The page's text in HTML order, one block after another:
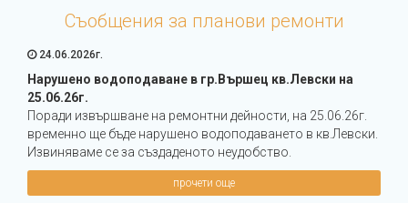
Съобщения за планови ремонти
24.06.2026г.
Нарушено водоподаване в гр.Вършец кв.Левски на
25.06.26г.
Поради извършване на ремонтни дейности, на 25.06.26г.
временно ще бъде нарушено водоподаването в кв.Левски.
Извиняваме се за създаденото неудобство.
прочети още